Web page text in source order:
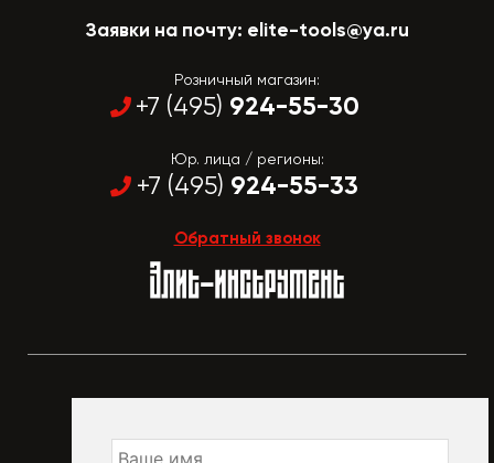
Заявки на почту: elite-tools@ya.ru
Розничный магазин:
+7 (495) 924-55-30
Юр. лица / регионы:
+7 (495) 924-55-33
Обратный звонок